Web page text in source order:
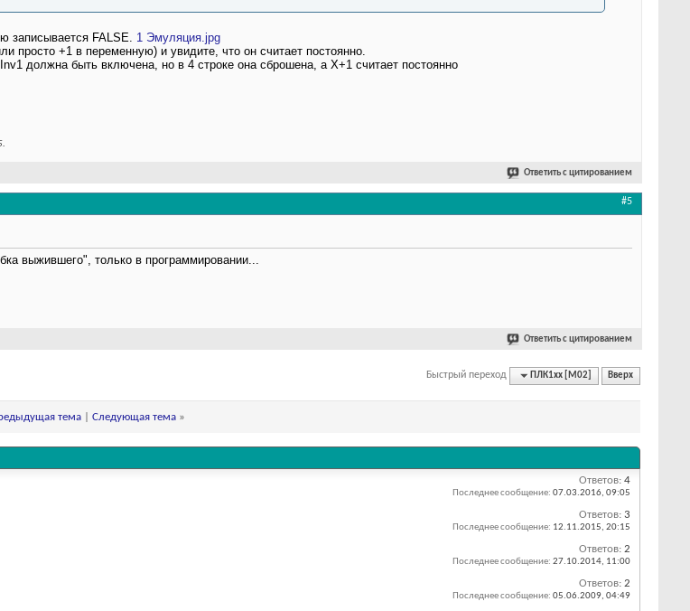
записывается FALSE. 1 Эмуляция.jpg
просто +1 в переменную) и увидите, что он считает постоянно.
должна быть включена, но в 4 строке она сброшена, а X+1 считает постоянно
.
Ответить с цитированием
#5
выжившего", только в программировании...
Ответить с цитированием
Быстрый переход ПЛК1хх [М02] Вверх
тема Следующая тема »
Ответов: 4
Последнее сообщение: 07.03.2016, 09:05
Ответов: 3
Последнее сообщение: 12.11.2015, 20:15
Ответов: 2
Последнее сообщение: 27.10.2014, 11:00
Ответов: 2
Последнее сообщение: 05.06.2009, 04:49